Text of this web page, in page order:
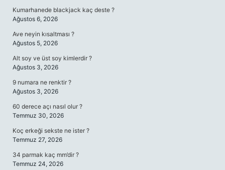
Kumarhanede blackjack kaç deste ?
Ağustos 6, 2026
Ave neyin kısaltması ?
Ağustos 5, 2026
Alt soy ve üst soy kimlerdir ?
Ağustos 3, 2026
9 numara ne renktir ?
Ağustos 3, 2026
60 derece açı nasıl olur ?
Temmuz 30, 2026
Koç erkeği sekste ne ister ?
Temmuz 27, 2026
34 parmak kaç mm’dir ?
Temmuz 24, 2026